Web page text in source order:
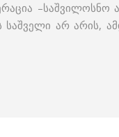
–საშვილოსნო
არ არის,